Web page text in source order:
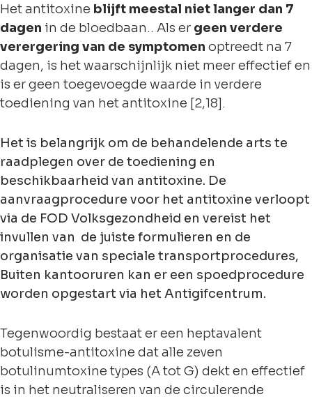
Het antitoxine blijft meestal niet langer dan 7
dagen in de bloedbaan.. Als er geen verdere
verergering van de symptomen optreedt na 7
dagen, is het waarschijnlijk niet meer effectief en
is er geen toegevoegde waarde in verdere
toediening van het antitoxine [2,18].
Het is belangrijk om de behandelende arts te
raadplegen over de toediening en
beschikbaarheid van antitoxine. De
aanvraagprocedure voor het antitoxine verloopt
via de FOD Volksgezondheid en vereist het
invullen van de juiste formulieren en de
organisatie van speciale transportprocedures,
Buiten kantooruren kan er een spoedprocedure
worden opgestart via het Antigifcentrum.
Tegenwoordig bestaat er een heptavalent
botulisme-antitoxine dat alle zeven
botulinumtoxine types (A tot G) dekt en effectief
is in het neutraliseren van de circulerende